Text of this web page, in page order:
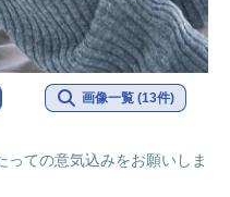
画像一覧 (13件)
ての意気込みをお願いしま